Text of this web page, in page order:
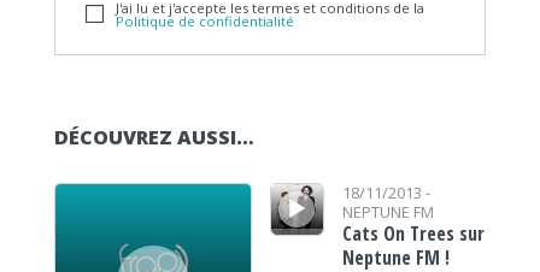
J'ai lu et j'accepte les termes et conditions de la
Politique de confidentialité
DÉCOUVREZ AUSSI…
Lecteur audio
Lecteur audio18/11/2013 -
NEPTUNE FM
Cats On Trees sur
Neptune FM !